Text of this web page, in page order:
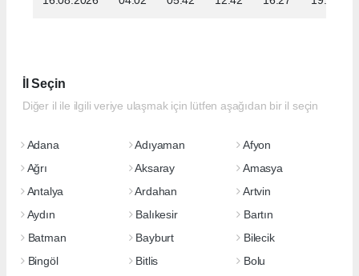
İl Seçin
Diğer il ile ilgili veriye ulaşmak için lütfen aşağıdan bir il seçin
Adana Adıyaman
Afyon
Ağrı
Aksaray
Amasya
Antalya
Ardahan
Artvin
Aydın
Balıkesir
Bartın
Batman
Bayburt
Bilecik
Bingöl
Bitlis
Bolu